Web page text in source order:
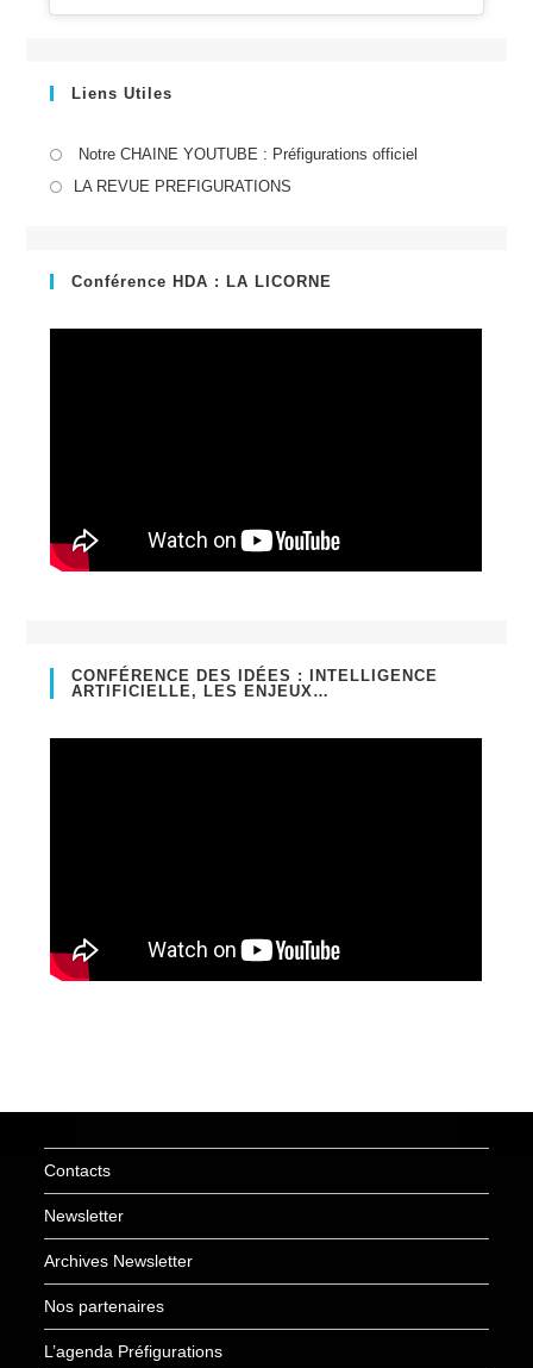
Liens Utiles
Notre CHAINE YOUTUBE : Préfigurations officiel
LA REVUE PREFIGURATIONS
nouvel
Conférence HDA : LA LICORNE
CONFÉRENCE DES IDÉES : INTELLIGENCE
ARTIFICIELLE, LES ENJEUX…
Contacts
Newsletter
Archives Newsletter
Nos partenaires
L’agenda Préfigurations